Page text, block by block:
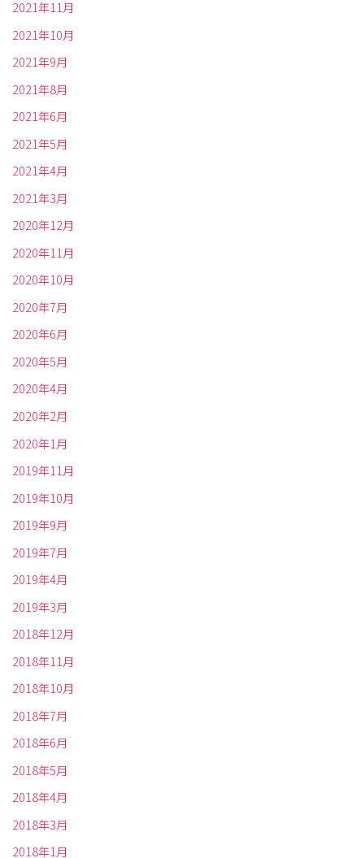
2021年11月
2021年10月
2021年9月
2021年8月
2021年6月
2021年5月
2021年4月
2021年3月
2020年12月
2020年11月
2020年10月
2020年7月
2020年6月
2020年5月
2020年4月
2020年2月
2020年1月
2019年11月
2019年10月
2019年9月
2019年7月
2019年4月
2019年3月
2018年12月
2018年11月
2018年10月
2018年7月
2018年6月
2018年5月
2018年4月
2018年3月
2018年1月